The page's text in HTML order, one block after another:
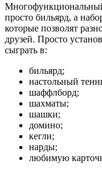
просто бильярд, а
которые позволят
друзей. Просто
сыграть в:
бильярд;
настольный
шаффлборд;
шахматы;
шашки;
домино;
кегли;
нарды;
любимую